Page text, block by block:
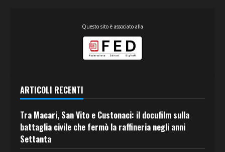
Questo sito è associato alla
ARTICOLI RECENTI
Tra Macari, San Vito e Custonaci: il docufilm sulla
battaglia civile che fermò la raffineria negli anni
Settanta